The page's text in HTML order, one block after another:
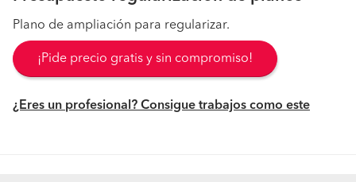
Plano de ampliación para regularizar.
¡Pide precio gratis y sin compromiso!
¿Eres un profesional? Consigue trabajos como este